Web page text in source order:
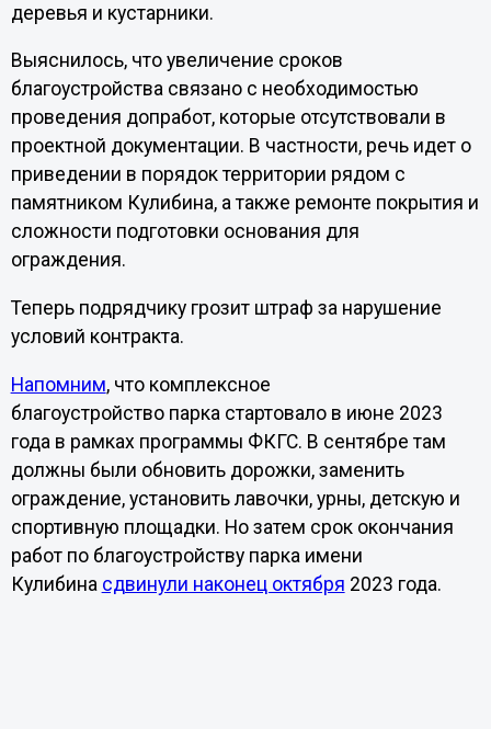
деревья и кустарники.
Выяснилось, что увеличение сроков
благоустройства связано с необходимостью
проведения допработ, которые отсутствовали в
проектной документации. В частности, речь идет о
приведении в порядок территории рядом с
памятником Кулибина, а также ремонте покрытия и
сложности подготовки основания для
ограждения.
Теперь подрядчику грозит штраф за нарушение
условий контракта.
Напомним, что комплексное
благоустройство парка стартовало в июне 2023
года в рамках программы ФКГС. В сентябре там
должны были обновить дорожки, заменить
ограждение, установить лавочки, урны, детскую и
спортивную площадки. Но затем срок окончания
работ по благоустройству парка имени
Кулибина сдвинули наконец октября 2023 года.